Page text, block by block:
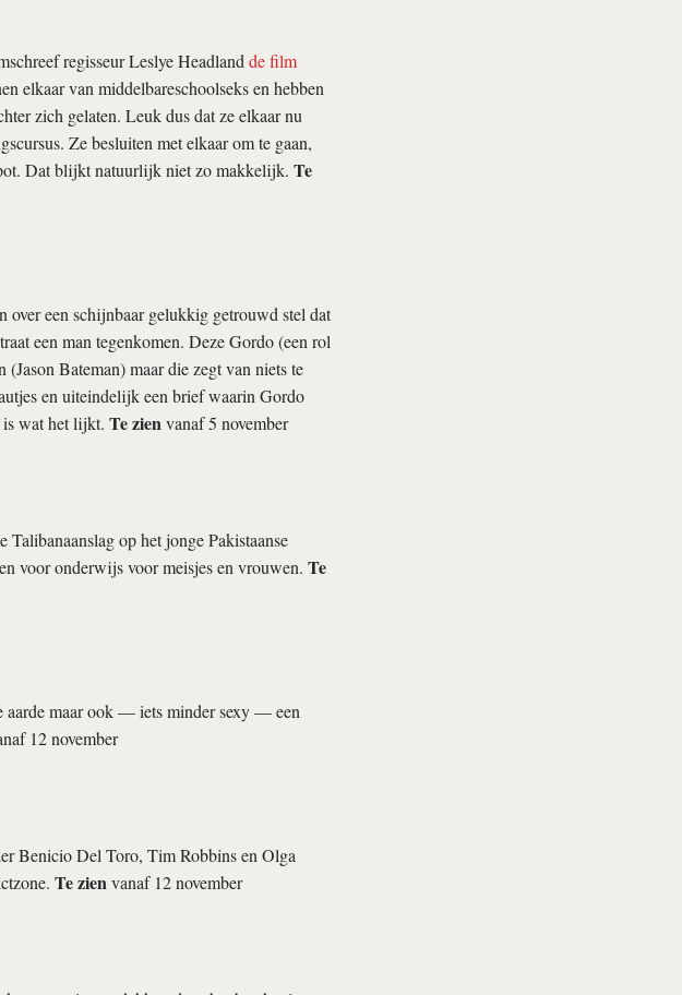
regisseur Leslye Headland de film
elkaar van middelbareschoolseks en hebben
zich gelaten. Leuk dus dat ze elkaar nu
Ze besluiten met elkaar om te gaan,
Dat blijkt natuurlijk niet zo makkelijk. Te
over een schijnbaar gelukkig getrouwd stel dat
een man tegenkomen. Deze Gordo (een rol
Bateman) maar die zegt van niets te
en uiteindelijk een brief waarin Gordo
is wat het lijkt. Te zien vanaf 5 november
op het jonge Pakistaanse
voor onderwijs voor meisjes en vrouwen. Te
aarde maar ook — iets minder sexy — een
12 november
Benicio Del Toro, Tim Robbins en Olga
Te zien vanaf 12 november